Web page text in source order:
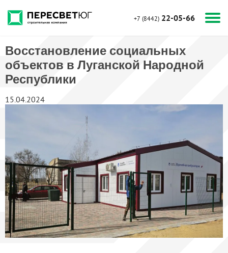
+7 (8442) 22-05-66
Восстановление социальных
объектов в Луганской Народной
Республики
15.04.2024